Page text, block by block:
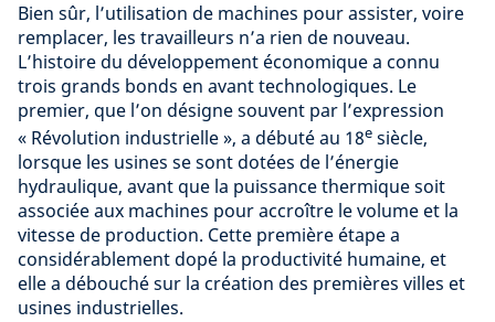
Bien sûr, l’utilisation de machines pour assister, voire
remplacer, les travailleurs n’a rien de nouveau.
L’histoire du développement économique a connu
trois grands bonds en avant technologiques. Le
premier, que l’on désigne souvent par l’expression
« Révolution industrielle », a débuté au 18e siècle,
lorsque les usines se sont dotées de l’énergie
hydraulique, avant que la puissance thermique soit
associée aux machines pour accroître le volume et la
vitesse de production. Cette première étape a
considérablement dopé la productivité humaine, et
elle a débouché sur la création des premières villes et
usines industrielles.